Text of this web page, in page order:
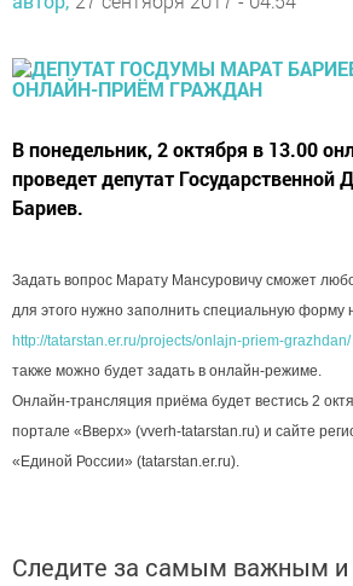
В понедельник, 2 октября в 13.00
проведет депутат
Бариев.
Задать вопрос Марату Мансуровичу сможет
для этого нужно заполнить специальную форму
http://tatarstan.er.ru/projects/onlajn-priem-grazhdan/
также можно будет задать в онлайн-режиме.
Онлайн-трансляция приёма будет вестись 2
портале «Вверх» (vverh-tatarstan.ru) и сайте
«Единой России» (tatarstan.er.ru).
Следите за самым важным